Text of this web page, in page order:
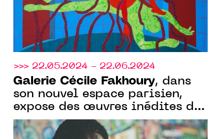
>>> 22.05.2024 - 22.06.2024
Galerie Cécile Fakhoury, dans
son nouvel espace parisien,
expose des œuvres inédites de
l’artiste americano-ivoirien
Aboudia